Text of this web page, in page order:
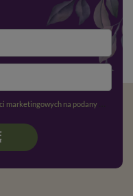
mail oraz przetwarzanie danych osobowych zgodnie z